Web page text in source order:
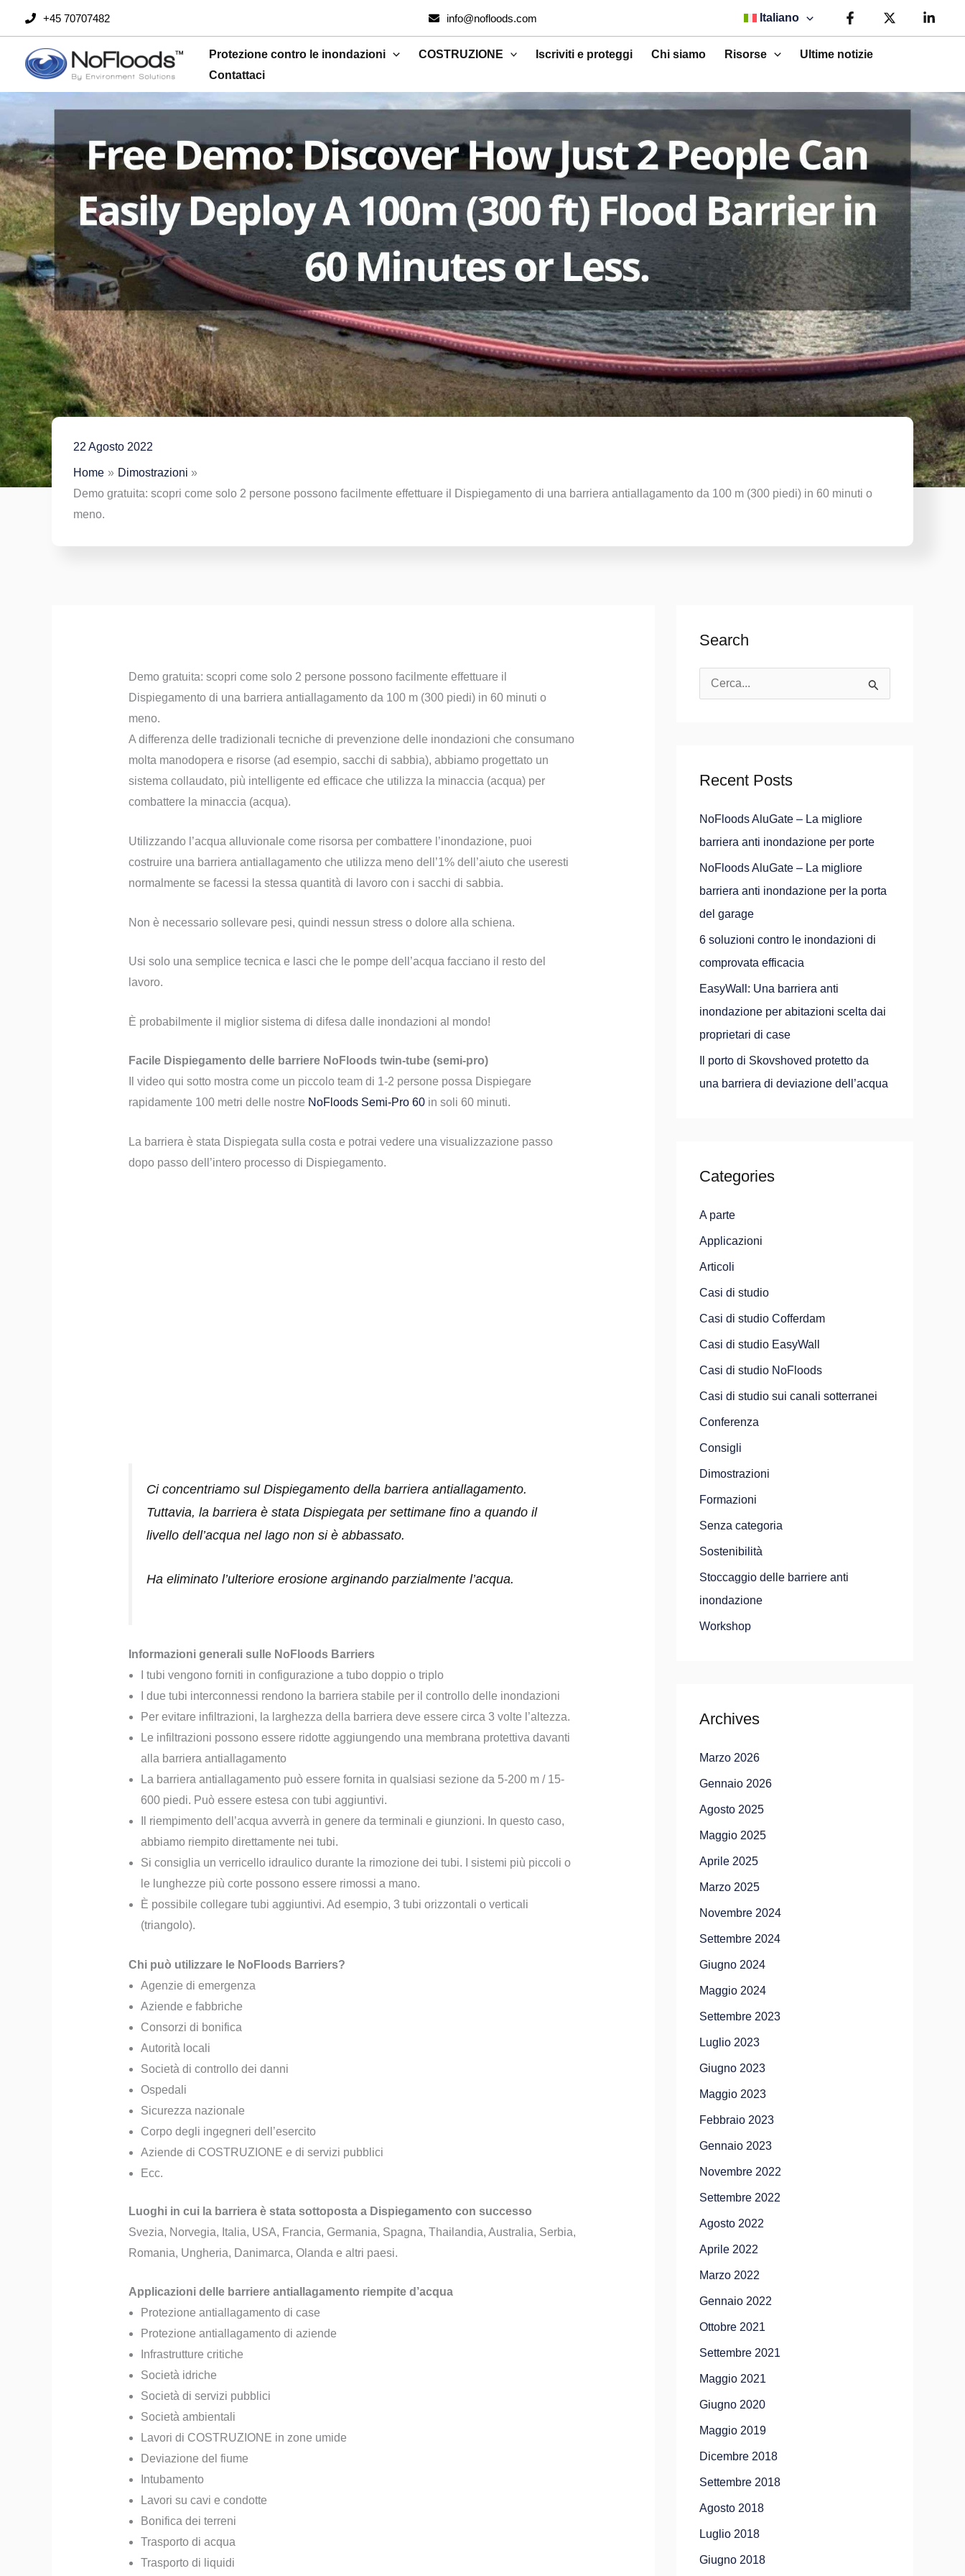
contenuto
+45 70707482 info@nofloods.com Italiano
Protezione contro le inondazioni COSTRUZIONE Iscriviti e proteggi Chi siamo Risorse
Ultime notizie
Contattaci
22 Agosto 2022
Home
Dimostrazioni
Demo gratuita: scopri come solo 2 persone possono facilmente effettuare il Dispiegamento di una barriera antiallagamento da 100 m (300 piedi) in 60 minuti o
meno.
Demo gratuita: scopri come solo 2 persone possono facilmente effettuare il
Dispiegamento di una barriera antiallagamento da 100 m (300 piedi) in 60 minuti o
meno.
A differenza delle tradizionali tecniche di prevenzione delle inondazioni che consumano
molta manodopera e risorse (ad esempio, sacchi di sabbia), abbiamo progettato un
sistema collaudato, più intelligente ed efficace che utilizza la minaccia (acqua) per
combattere la minaccia (acqua).
Utilizzando l’acqua alluvionale come risorsa per combattere l’inondazione, puoi
costruire una barriera antiallagamento che utilizza meno dell’1% dell’aiuto che useresti
normalmente se facessi la stessa quantità di lavoro con i sacchi di sabbia.
Non è necessario sollevare pesi, quindi nessun stress o dolore alla schiena.
Usi solo una semplice tecnica e lasci che le pompe dell’acqua facciano il resto del
lavoro.
È probabilmente il miglior sistema di difesa dalle inondazioni al mondo!
Facile Dispiegamento delle barriere NoFloods twin-tube (semi-pro)
Il video qui sotto mostra come un piccolo team di 1-2 persone possa Dispiegare
rapidamente 100 metri delle nostre NoFloods Semi-Pro 60in soli 60 minuti.
La barriera è stata Dispiegata sulla costa e potrai vedere una visualizzazione passo
dopo passo dell’intero processo di Dispiegamento.
Ci concentriamo sul Dispiegamento della barriera antiallagamento.
Tuttavia, la barriera è stata Dispiegata per settimane fino a quando il
livello dell’acqua nel lago non si è abbassato.
Ha eliminato l’ulteriore erosione arginando parzialmente l’acqua.
Informazioni generali sulle NoFloods Barriers
I tubi vengono forniti in configurazione a tubo doppio o triplo
I due tubi interconnessi rendono la barriera stabile per il controllo delle inondazioni
Per evitare infiltrazioni, la larghezza della barriera deve essere circa 3 volte l’altezza.
Le infiltrazioni possono essere ridotte aggiungendo una membrana protettiva davanti
alla barriera antiallagamento
La barriera antiallagamento può essere fornita in qualsiasi sezione da 5-200 m / 15-
600 piedi. Può essere estesa con tubi aggiuntivi.
Il riempimento dell’acqua avverrà in genere da terminali e giunzioni. In questo caso,
abbiamo riempito direttamente nei tubi.
Si consiglia un verricello idraulico durante la rimozione dei tubi. I sistemi più piccoli o
le lunghezze più corte possono essere rimossi a mano.
È possibile collegare tubi aggiuntivi. Ad esempio, 3 tubi orizzontali o verticali
(triangolo).
Chi può utilizzare le NoFloods Barriers?
Agenzie di emergenza
Aziende e fabbriche
Consorzi di bonifica
Autorità locali
Società di controllo dei danni
Ospedali
Sicurezza nazionale
Corpo degli ingegneri dell’esercito
Aziende di COSTRUZIONE e di servizi pubblici
Ecc.
Luoghi in cui la barriera è stata sottoposta a Dispiegamento con successo
Svezia, Norvegia, Italia, USA, Francia, Germania, Spagna, Thailandia, Australia, Serbia,
Romania, Ungheria, Danimarca, Olanda e altri paesi.
Applicazioni delle barriere antiallagamento riempite d’acqua
Protezione antiallagamento di case
Protezione antiallagamento di aziende
Infrastrutture critiche
Società idriche
Società di servizi pubblici
Società ambientali
Lavori di COSTRUZIONE in zone umide
Deviazione del fiume
Intubamento
Lavori su cavi e condotte
Bonifica dei terreni
Trasporto di acqua
Trasporto di liquidi
Search
a
Recent Posts
NoFloods AluGate – La migliore
barriera anti inondazione per porte
NoFloods AluGate – La migliore
barriera anti inondazione per la porta
del garage
6 soluzioni contro le inondazioni di
comprovata efficacia
EasyWall: Una barriera anti
inondazione per abitazioni scelta dai
proprietari di case
Il porto di Skovshoved protetto da
una barriera di deviazione dell’acqua
Categories
A parte
Applicazioni
Articoli
Casi di studio
Casi di studio Cofferdam
Casi di studio EasyWall
Casi di studio NoFloods
Casi di studio sui canali sotterranei
Conferenza
Consigli
Dimostrazioni
Formazioni
Senza categoria
Sostenibilità
Stoccaggio delle barriere anti
inondazione
Workshop
Archives
Marzo 2026
Gennaio 2026
Agosto 2025
Maggio 2025
Aprile 2025
Marzo 2025
Novembre 2024
Settembre 2024
Giugno 2024
Maggio 2024
Settembre 2023
Luglio 2023
Giugno 2023
Maggio 2023
Febbraio 2023
Gennaio 2023
Novembre 2022
Settembre 2022
Agosto 2022
Aprile 2022
Marzo 2022
Gennaio 2022
Ottobre 2021
Settembre 2021
Maggio 2021
Giugno 2020
Maggio 2019
Dicembre 2018
Settembre 2018
Agosto 2018
Luglio 2018
Giugno 2018